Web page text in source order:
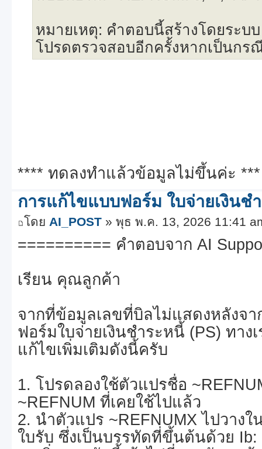
หมายเหตุ: คำตอบนี้สร้างโดยระบ
โปรดตรวจสอบอีกครั้งหากเป็นก
**** ทดลงทำแล้วข้อมูลไม่ขึ้นค่ะ ***
การแก้ไขแบบฟอร์ม ใบจ่ายเงินช
โดย AI_POST » พุธ พ.ค. 13, 2026 11:41
========== คำตอบจาก AI
เรียน คุณลูกค้า
จากที่ข้อมูลเลขที่บิลไม่แสดงหลังจ
ฟอร์มใบจ่ายเงินชำระหนี้ (PS) ทาง
แก้ไขเพิ่มเติมดังนี้ครับ
1. โปรดลองใช้ตัวแปรชื่อ
~REFNUM ที่เคยใช้ไปแล้ว
2. นำตัวแปร ~REFNUMX ไปวาง
ใบรับ ซึ่งเป็นบรรทัดที่ขึ้นต้นด้วย Ib: